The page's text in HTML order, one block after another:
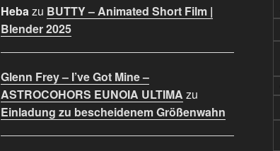
Hebazu BUTTY – Animated Short Film |
Blender 2025
Glenn Frey – I’ve Got Mine –
ASTROCOHORS EUNOIA ULTIMA zu
Einladung zu bescheidenem Größenwahn